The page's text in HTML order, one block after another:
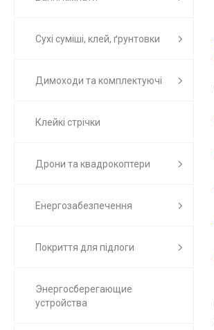
Сухі суміші, клей, ґрунтовки
Димоходи та комплектуючі
Клейкі стрічки
Дрони та квадрокоптери
Енергозабезпечення
Покриття для підлоги
Энергосберегающие
устройства